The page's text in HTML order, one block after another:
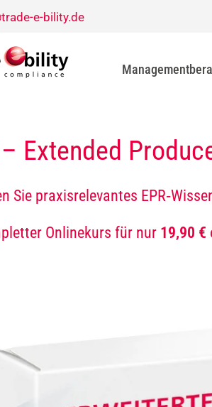
e-bility.de
– Extended
Sie praxisrelevantes
Onlinekurs für nur 19,90 €